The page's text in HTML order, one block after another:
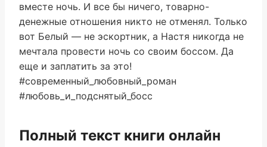
вместе ночь. И все бы ничего, товарно-
денежные отношения никто не отменял. Только
вот Белый — не эскортник, а Настя никогда не
мечтала провести ночь со своим боссом. Да
еще и заплатить за это!
#современный_любовный_роман
#любовь_и_подснятый_босс
Полный текст книги онлайн